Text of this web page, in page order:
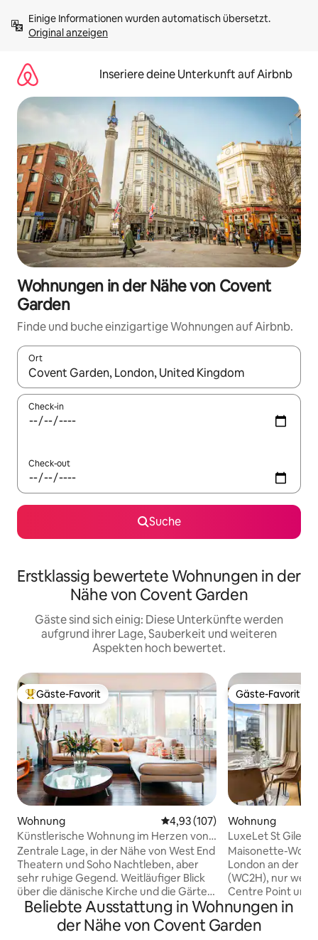
Inhalten
springenOriginal anzeigen
Inseriere deine Unterkunft auf Airbnb
Wohnungen in der Nähe von Covent
Garden
Finde und buche einzigartige Wohnungen auf Airbnb.
Ort
Wenn Ergebnisse verfügbar sind, navigiere mit den
Check-in
Check-out
Suche
Erstklassig bewertete Wohnungen in der
Nähe von Covent Garden
Gäste sind sich einig: Diese Unterkünfte werden
aufgrund ihrer Lage, Sauberkeit und weiteren
Aspekten hoch bewertet.
Beliebter Gäste-Favorit.
Gäste-Favorit
Wohnung Durchschnittliche Bewertung:
4,93 (107)
Künstlerische Wohnung im Herzen von
West-London
Zentrale Lage, in der Nähe von West End
Theatern und Soho Nachtleben, aber
sehr ruhige Gegend. Weitläufiger Blick
über die dänische Kirche und die Gärten.
Mehrere öffentliche Verkehrsmittel.
Sicheres Gebäude und Eingang. Dame j
Mach die Unterkunft zu deiner eigenen,
Gäste-Favorit
Gäste-Favorit
Wohnung
LuxeLet St Giles
Maisonette-
London an der St
(WC2H), nur
Centre Point und
Road entfernt. Das Apartment erstreckt
sich über zwei
zwei
Beliebte Ausstattung in Wohnungen in
der Nähe von Covent Garden